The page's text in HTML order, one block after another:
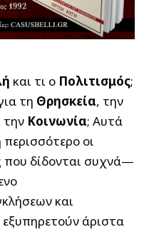
και τι ο Πολιτι­σμός;
τη Θρησκεία, την
την Κοινωνία; Αυτά
οι
που δίδονται συχνά—
και
άριστα